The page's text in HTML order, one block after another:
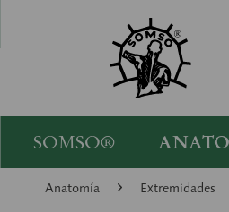
SOMSO®
Anatomía Extremidades